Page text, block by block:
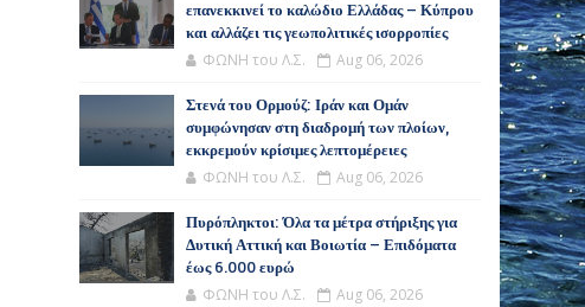
επανεκκινεί το καλώδιο Ελλάδας – Κύπρου
και αλλάζει τις γεωπολιτικές ισορροπίες
ΦΩΝΗ του Λ.Σ. Aug 06, 2026
Στενά του Ορμούζ: Ιράν και Ομάν
συμφώνησαν στη διαδρομή των πλοίων,
εκκρεμούν κρίσιμες λεπτομέρειες
ΦΩΝΗ του Λ.Σ. Aug 06, 2026
Πυρόπληκτοι: Όλα τα μέτρα στήριξης για
Δυτική Αττική και Βοιωτία – Επιδόματα
έως 6.000 ευρώ
ΦΩΝΗ του Λ.Σ. Aug 06, 2026